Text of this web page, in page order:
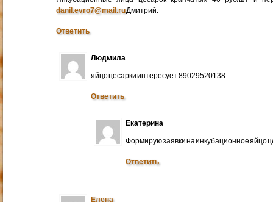
danil.evro7@mail.ruДмитрий.
Ответить
Людмила
яйцо цесарки интересует.89029520138
Ответить
Екатерина
Формирую заявки на инкубационное яйцо
Ответить
Елена